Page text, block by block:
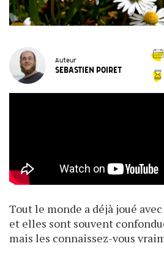
Auteur
SEBASTIEN POIRET
Tout le monde a déjà joué
et elles sont souvent
mais les connaissez-vous